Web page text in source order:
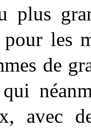
plus
les
de
avec